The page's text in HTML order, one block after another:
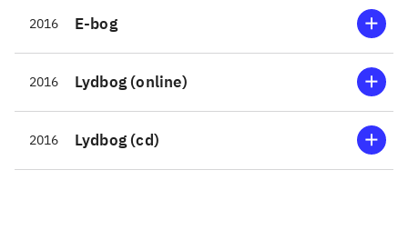
2016 E-bog
2016 Lydbog (online)
2016 Lydbog (cd)